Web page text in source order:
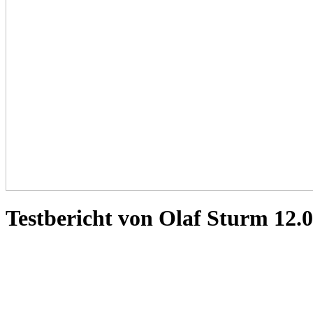
Testbericht von Olaf Sturm